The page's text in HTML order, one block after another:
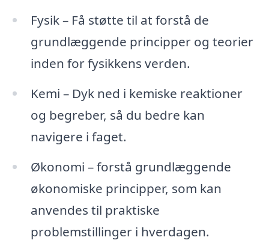
Fysik – Få støtte til at forstå de
grundlæggende principper og teorier
inden for fysikkens verden.
Kemi – Dyk ned i kemiske reaktioner
og begreber, så du bedre kan
navigere i faget.
Økonomi – forstå grundlæggende
økonomiske principper, som kan
anvendes til praktiske
problemstillinger i hverdagen.